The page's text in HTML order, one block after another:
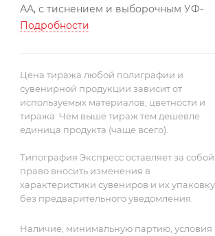
АА, с тиснением и выборочным УФ-
лаком. Дополнен ляссе в цвет
Подробности
Цена тиража любой полиграфии и
сувенирной продукции зависит от
используемых материалов, цветности и
тиража. Чем выше тираж тем дешевле
единица продукта (чаще всего).
Типография Экспресс оставляет за собой
право вносить изменения в
характеристики сувениров и их упаковку
без предварительного уведомления.
Наличие, минимальную партию, условия